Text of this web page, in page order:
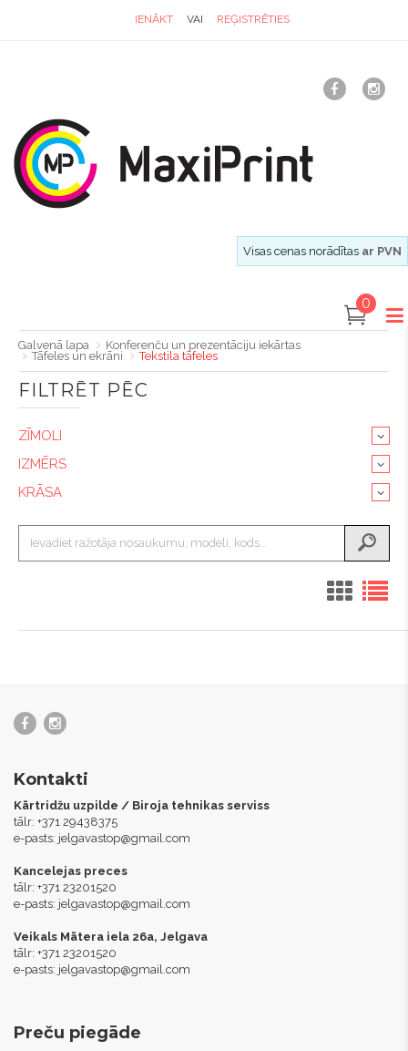
IENĀKT VAI REĢISTRĒTIES
Visas cenas norādītas ar PVN
0
Galvenā lapa
Konferenču un prezentāciju iekārtas
Tāfeles un ekrāni
Tekstila tāfeles
FILTRĒT PĒC
ZĪMOLI
IZMĒRS
KRĀSA
Kontakti
Kārtridžu uzpilde / Biroja tehnikas serviss
tālr: +371 29438375
e-pasts: jelgavastop@gmail.com
Kancelejas preces
tālr: +371 23201520
e-pasts: jelgavastop@gmail.com
Veikals Mātera iela 26a, Jelgava
tālr: +371 23201520
e-pasts: jelgavastop@gmail.com
Preču piegāde